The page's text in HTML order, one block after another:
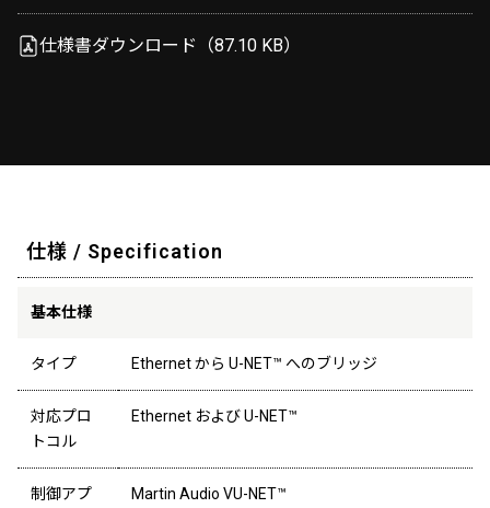
仕様書ダウンロード（87.10 KB）
仕様 / Specification
基本仕様
タイプ Ethernet から U-NET™ へのブリッジ
対応プロ
トコル
Ethernet および U-NET™
制御アプ
Martin Audio VU-NET™